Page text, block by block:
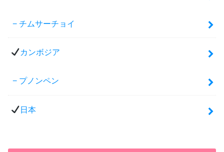
チムサーチョイ
カンボジア
プノンペン
日本